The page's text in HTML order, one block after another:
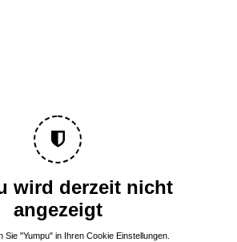
wird derzeit nicht
angezeigt
Sie "Yumpu" in Ihren Cookie Einstellungen.